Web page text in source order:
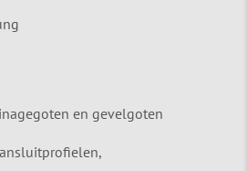
en gevelgoten